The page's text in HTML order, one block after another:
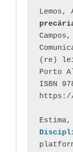
Lemos,
(re)
Porto
ISBN
https://